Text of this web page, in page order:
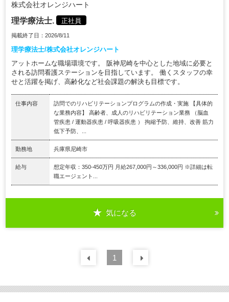
株式会社オレンジハート
理学療法士. 正社員
掲載終了日：2026/8/11
理学療法士/株式会社オレンジハート
アットホームな職場環境です。 阪神尼崎を中心とした地域に必要と
される訪問看護ステーションを目指しています。 働くスタッフの幸
せと活躍を掲げ、高齢化など社会課題の解決も目標です。
仕事内容
訪問でのリハビリテーションプログラムの作成・実施 【具体的
な業務内容】 高齢者、成人のリハビリテーション業務 （脳血
管疾患 / 運動器疾患 / 呼吸器疾患 ） 拘縮予防、維持、改善 筋力
低下予防、...
勤務地 兵庫県尼崎市
給与
想定年収：350-450万円 月給267,000円～336,000円 ※詳細は転
職エージェント...
気になる
前の 件
1